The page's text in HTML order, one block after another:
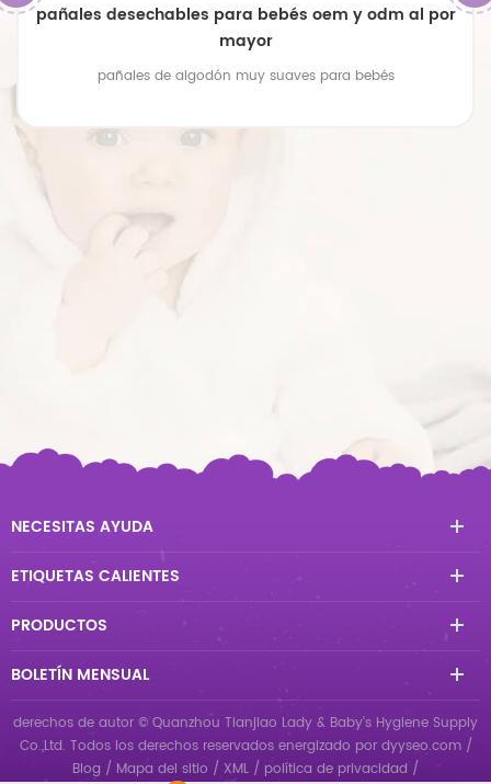
pañales desechables para bebés oem y odm al por
mayor
pañales de algodón muy suaves para bebés
NECESITAS AYUDA
ETIQUETAS CALIENTES
PRODUCTOS
BOLETÍN MENSUAL
derechos de autor © Quanzhou Tianjiao Lady & Baby's Hygiene Supply
Co.,Ltd. Todos los derechos reservados energizado por dyyseo.com /
Blog / Mapa del sitio / XML / política de privacidad /